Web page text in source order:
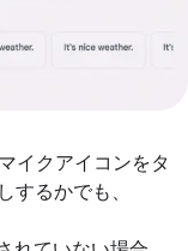
イクアイコンをタ
するかでも、